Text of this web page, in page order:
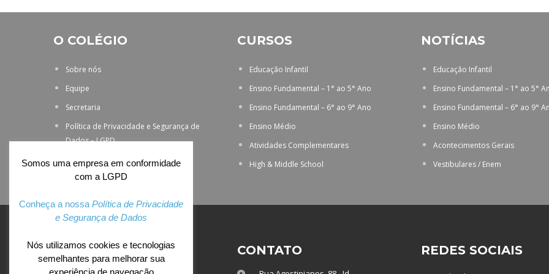
O COLÉGIO
Sobre nós
Equipe
Secretaria
Política de Privacidade e Segurança de
Dados – LGPD
CURSOS
Educação Infantil
Ensino Fundamental – 1° ao 5° Ano
Ensino Fundamental – 6° ao 9° Ano
Ensino Médio
Atividades Complementares
High & Middle School
NOTÍCIAS
Educação Infantil
Ensino Fundamental – 1° ao 5°
Ensino Fundamental – 6° ao 9°
Ensino Médio
Acontecimentos Gerais
Vestibulares / Enem
ACESSO EXCLUSIVO CONTATO REDES SOCIAIS
Somos uma empresa em conformidade
com a LGPD
Conheça a nossa Política de Privacidade
e Segurança de Dados
Nós utilizamos cookies e tecnologias
semelhantes para melhorar sua
experiência de navegação